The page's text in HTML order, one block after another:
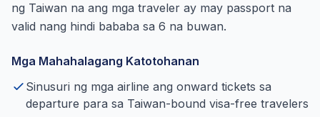
ng Taiwan na ang mga traveler ay may passport na
valid nang hindi bababa sa 6 na buwan.
Mga Mahahalagang Katotohanan
Sinusuri ng mga airline ang onward tickets sa
departure para sa Taiwan-bound visa-free travelers